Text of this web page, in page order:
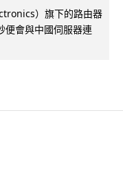
）旗下的路由器
便會與中國伺服器連